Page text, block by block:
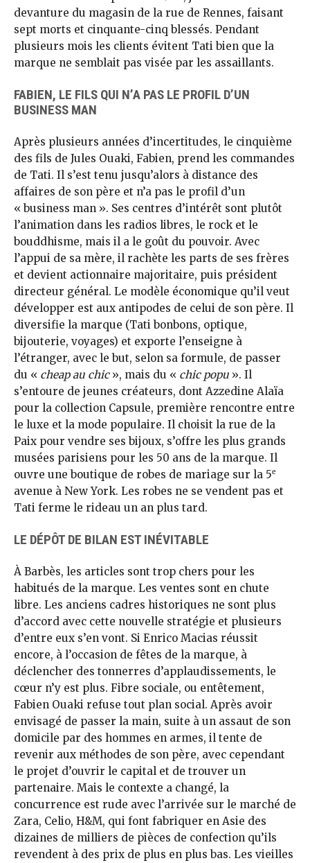
devanture du magasin de la rue de Rennes, faisant
sept morts et cinquante-cinq blessés. Pendant
plusieurs mois les clients évitent Tati bien que la
marque ne semblait pas visée par les assaillants.
FABIEN, LE FILS QUI N’A PAS LE PROFIL D’UN
BUSINESS MAN
Après plusieurs années d’incertitudes, le cinquième
des fils de Jules Ouaki, Fabien, prend les commandes
de Tati. Il s’est tenu jusqu’alors à distance des
affaires de son père et n’a pas le profil d’un
« business man ». Ses centres d’intérêt sont plutôt
l’animation dans les radios libres, le rock et le
bouddhisme, mais il a le goût du pouvoir. Avec
l’appui de sa mère, il rachète les parts de ses frères
et devient actionnaire majoritaire, puis président
directeur général. Le modèle économique qu’il veut
développer est aux antipodes de celui de son père. Il
diversifie la marque (Tati bonbons, optique,
bijouterie, voyages) et exporte l’enseigne à
l’étranger, avec le but, selon sa formule, de passer
du « cheap au chic», mais du « chic popu ». Il
s’entoure de jeunes créateurs, dont Azzedine Alaïa
pour la collection Capsule, première rencontre entre
le luxe et la mode populaire. Il choisit la rue de la
Paix pour vendre ses bijoux, s’offre les plus grands
musées parisiens pour les 50 ans de la marque. Il
ouvre une boutique de robes de mariage sur la 5e
avenue à New York. Les robes ne se vendent pas et
Tati ferme le rideau un an plus tard.
LE DÉPÔT DE BILAN EST INÉVITABLE
À Barbès, les articles sont trop chers pour les
habitués de la marque. Les ventes sont en chute
libre. Les anciens cadres historiques ne sont plus
d’accord avec cette nouvelle stratégie et plusieurs
d’entre eux s’en vont. Si Enrico Macias réussit
encore, à l’occasion de fêtes de la marque, à
déclencher des tonnerres d’applaudissements, le
cœur n’y est plus. Fibre sociale, ou entêtement,
Fabien Ouaki refuse tout plan social. Après avoir
envisagé de passer la main, suite à un assaut de son
domicile par des hommes en armes, il tente de
revenir aux méthodes de son père, avec cependant
le projet d’ouvrir le capital et de trouver un
partenaire. Mais le contexte a changé, la
concurrence est rude avec l’arrivée sur le marché de
Zara, Celio, H&M, qui font fabriquer en Asie des
dizaines de milliers de pièces de confection qu’ils
revendent à des prix de plus en plus bas. Les vieilles